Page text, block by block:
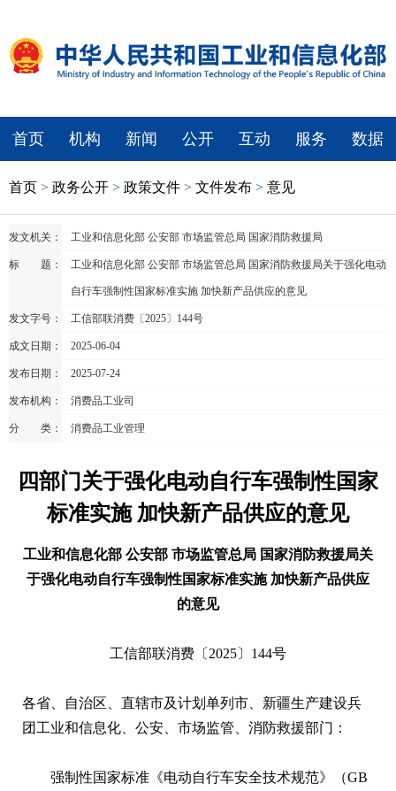
首页 机构 新闻 公开 互动 服务 数据
首页 > 政务公开 > 政策文件 > 文件发布 > 意见
发文机关： 工业和信息化部 公安部 市场监管总局 国家消防救援局
标 题： 工业和信息化部 公安部 市场监管总局 国家消防救援局关于强化电动
自行车强制性国家标准实施 加快新产品供应的意见
发文字号： 工信部联消费〔2025〕144号
成文日期： 2025-06-04
发布日期： 2025-07-24
发布机构： 消费品工业司
分 类： 消费品工业管理
四部门关于强化电动自行车强制性国家
标准实施 加快新产品供应的意见
工业和信息化部 公安部 市场监管总局 国家消防救援局关
于强化电动自行车强制性国家标准实施 加快新产品供应
的意见
工信部联消费〔2025〕144号
各省、自治区、直辖市及计划单列市、新疆生产建设兵
团工业和信息化、公安、市场监管、消防救援部门：
强制性国家标准《电动自行车安全技术规范》（GB